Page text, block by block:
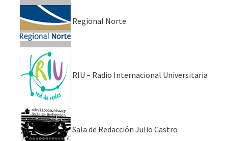
Regional Norte
RIU – Radio Internacional Universitaria
Sala de Redacción Julio Castro